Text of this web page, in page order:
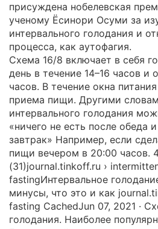
присуждена нобелевская
ученому Ёсинори Осуми за
интервального голодания и
процесса, как аутофагия.
Схема 16/8 включает в себя
день в течение 14–16 часов и
часов. В течение окна
приема пищи. Другими
интервального голодания
«ничего не есть после обеда
завтрак» Например, если
пищи вечером в 20:00 часов.
(31)journal.tinkoff.ru ›
fastingИнтервальное
минусы, что это и как
fasting CachedJun 07, 2021 ·
голодания. Наиболее